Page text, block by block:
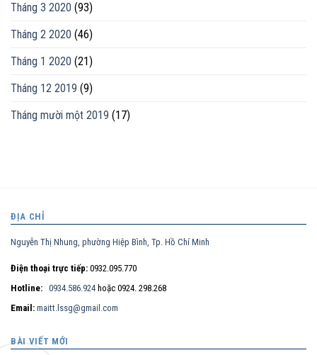
Tháng 3 2020 (93)
Tháng 2 2020 (46)
Tháng 1 2020 (21)
Tháng 12 2019 (9)
Tháng mười một 2019 (17)
ĐỊA CHỈ
Nguyễn Thị Nhung, phường Hiệp Bình, Tp. Hồ Chí Minh
Điện thoại trực tiếp: 0932.095.770
Hotline: 0934.586.924 hoặc 0924. 298.268
Email: maitt.lssg@gmail.com
BÀI VIẾT MỚI